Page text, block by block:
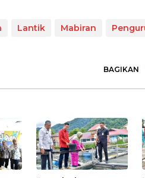
Lantik Mabiran
BAGIKAN